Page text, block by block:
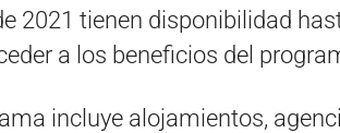
2021 tienen disponibilidad
a los beneficios del
incluye alojamientos,